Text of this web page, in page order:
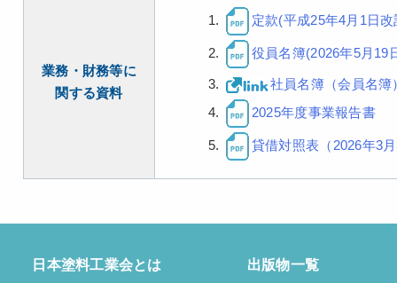
業務・財務等に
関する資料
定款(平成25年4月1日改
役員名簿(2026年5月19
社員名簿（会員名簿
2025年度事業報告書
貸借対照表（2026年3
日本塗料工業会とは 出版物一覧